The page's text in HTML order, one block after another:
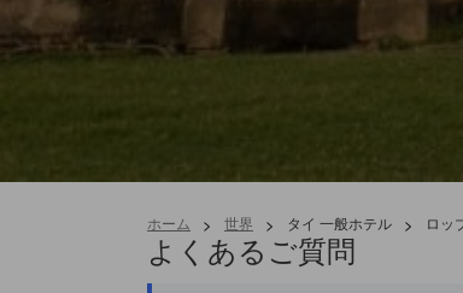
ホーム > 世界 > タイ 一般ホテル > ロッ
よくあるご質問